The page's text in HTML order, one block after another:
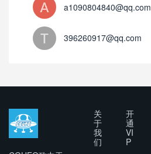
a1090804840@qq.com
396260917@qq.com
关
于
我
们
开
通
VI
P